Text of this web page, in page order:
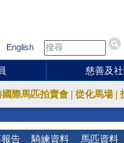
English
慈善及
國際馬匹拍賣會 從化馬場
告 騎練資料 馬匹資料